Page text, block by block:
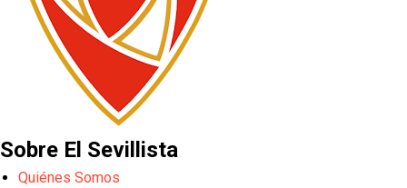
Sobre El Sevillista
Quiénes Somos